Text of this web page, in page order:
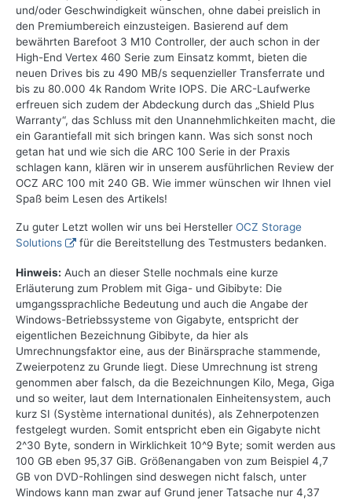
und/oder Geschwindigkeit wünschen, ohne dabei preislich in
den Premiumbereich einzusteigen. Basierend auf dem
bewährten Barefoot 3 M10 Controller, der auch schon in der
High-End Vertex 460 Serie zum Einsatz kommt, bieten die
neuen Drives bis zu 490 MB/s sequenzieller Transferrate und
bis zu 80.000 4k Random Write IOPS. Die ARC-Laufwerke
erfreuen sich zudem der Abdeckung durch das „Shield Plus
Warranty“, das Schluss mit den Unannehmlichkeiten macht, die
ein Garantiefall mit sich bringen kann. Was sich sonst noch
getan hat und wie sich die ARC 100 Serie in der Praxis
schlagen kann, klären wir in unserem ausführlichen Review der
OCZ ARC 100 mit 240 GB. Wie immer wünschen wir Ihnen viel
Spaß beim Lesen des Artikels!
Zu guter Letzt wollen wir uns bei Hersteller OCZ Storage
Solutions
für die Bereitstellung des Testmusters bedanken.
Hinweis: Auch an dieser Stelle nochmals eine kurze
Erläuterung zum Problem mit Giga- und Gibibyte: Die
umgangssprachliche Bedeutung und auch die Angabe der
Windows-Betriebssysteme von Gigabyte, entspricht der
eigentlichen Bezeichnung Gibibyte, da hier als
Umrechnungsfaktor eine, aus der Binärsprache stammende,
Zweierpotenz zu Grunde liegt. Diese Umrechnung ist streng
genommen aber falsch, da die Bezeichnungen Kilo, Mega, Giga
und so weiter, laut dem Internationalen Einheitensystem, auch
kurz SI (Système international dunités), als Zehnerpotenzen
festgelegt wurden. Somit entspricht eben ein Gigabyte nicht
2^30 Byte, sondern in Wirklichkeit 10^9 Byte; somit werden aus
100 GB eben 95,37 GiB. Größenangaben von zum Beispiel 4,7
GB von DVD-Rohlingen sind deswegen nicht falsch, unter
Windows kann man zwar auf Grund jener Tatsache nur 4,37